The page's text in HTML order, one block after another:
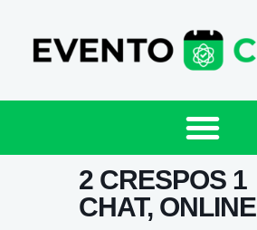
2 CRESPOS 1
CHAT, ONLINE